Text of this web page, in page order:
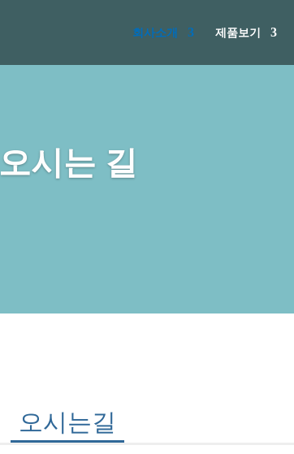
회사소개 제품보기
오시는 길
오시는길